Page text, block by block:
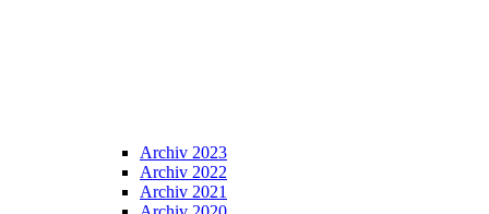
Archiv 2023
Archiv 2022
Archiv 2021